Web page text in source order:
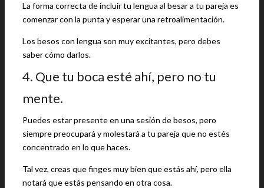
La forma correcta de incluir tu lengua al besar a tu pareja es
comenzar con la punta y esperar una retroalimentación.
Los besos con lengua son muy excitantes, pero debes
saber cómo darlos.
4. Que tu boca esté ahí, pero no tu
mente.
Puedes estar presente en una sesión de besos, pero
siempre preocupará y molestará a tu pareja que no estés
concentrado en lo que haces.
Tal vez, creas que finges muy bien que estás ahí, pero ella
notará que estás pensando en otra cosa.